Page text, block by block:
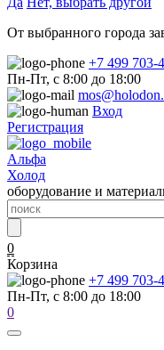
От выбранного города
+7 499 703-
Пн-Пт, с 8:00 до 18:00
Вход
Регистрация
Альфа
Холод
оборудование и
0
Корзина
+7 499 703-
Пн-Пт, с 8:00 до 18:00
0